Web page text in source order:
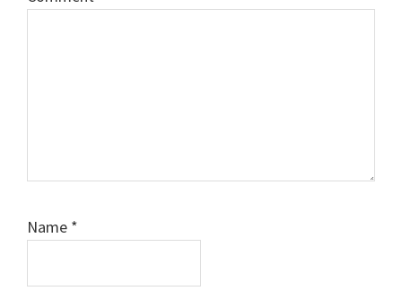
Name *